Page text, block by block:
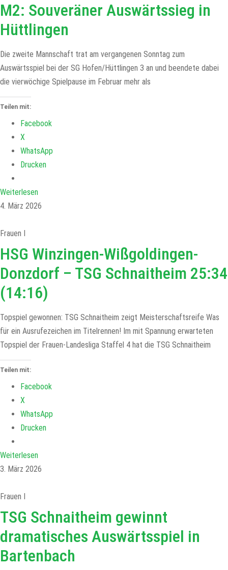
M2: Souveräner Auswärtssieg in
Hüttlingen
Die zweite Mannschaft trat am vergangenen Sonntag zum
Auswärtsspiel bei der SG Hofen/Hüttlingen 3 an und beendete dabei
die vierwöchige Spielpause im Februar mehr als
Teilen mit:
Facebook
X
WhatsApp
Drucken
Weiterlesen
4. März 2026
Frauen I
HSG Winzingen-Wißgoldingen-
Donzdorf – TSG Schnaitheim 25:34
(14:16)
Topspiel gewonnen: TSG Schnaitheim zeigt Meisterschaftsreife Was
für ein Ausrufezeichen im Titelrennen! Im mit Spannung erwarteten
Topspiel der Frauen-Landesliga Staffel 4 hat die TSG Schnaitheim
Teilen mit:
Facebook
X
WhatsApp
Drucken
Weiterlesen
3. März 2026
Frauen I
TSG Schnaitheim gewinnt
dramatisches Auswärtsspiel in
Bartenbach